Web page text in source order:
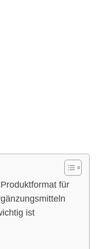
für
ist